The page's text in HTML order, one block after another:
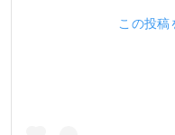
この投